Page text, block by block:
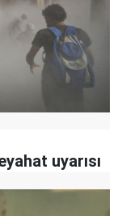
uyarısı